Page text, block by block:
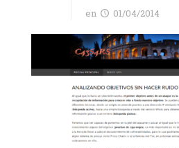
en 01/04/2014